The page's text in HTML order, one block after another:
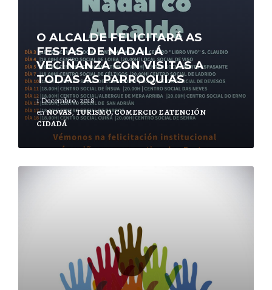
O ALCALDE FELICITARÁ AS
FESTAS DE NADAL Á
VECIÑANZA CON VISITAS A
TODAS AS PARROQUIAS
1 Decembro, 2018
enNOVAS,TURISMO, COMERCIO E ATENCIÓN
CIDADÁ
Leer